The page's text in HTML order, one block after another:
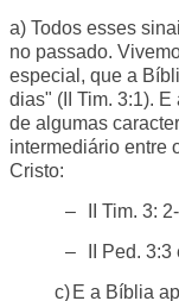
a) Todos esses
no passado.
especial, que a
dias" (II Tim. 3:1).
de algumas
intermediário entre
Cristo:
–
II Tim. 3:
–
II Ped.
c) E a Bíblia